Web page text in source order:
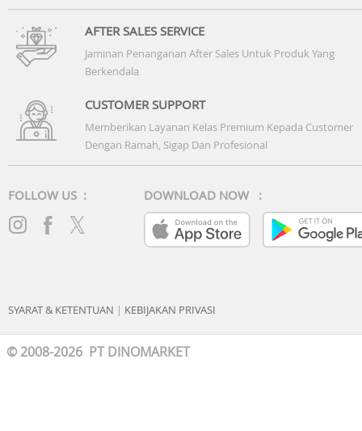
AFTER SALES SERVICE
Jaminan Penanganan After Sales Untuk Produk Yang
Berkendala
CUSTOMER SUPPORT
Memberikan Layanan Kelas Premium Kepada Customer
Dengan Ramah, Sigap Dan Profesional
FOLLOW US : DOWNLOAD NOW :
SYARAT & KETENTUAN | KEBIJAKAN PRIVASI
© 2008-2026 PT DINOMARKET